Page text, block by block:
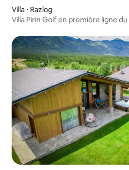
Villa ⋅ Razlog
Villa Pirin Golf en première ligne